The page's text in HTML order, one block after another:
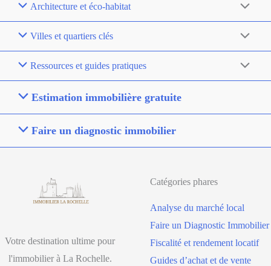
Architecture et éco-habitat
Villes et quartiers clés
Ressources et guides pratiques
Estimation immobilière gratuite
Faire un diagnostic immobilier
Votre destination ultime pour
l'immobilier à La Rochelle.
Catégories phares
Analyse du marché local
Faire un Diagnostic Immobilier
Fiscalité et rendement locatif
Guides d’achat et de vente